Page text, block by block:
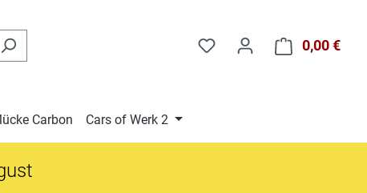
0,00 €
Carbon Cars of Werk 2